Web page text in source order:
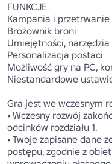
FUNKCJE
Kampania i przetrwanie
Brożownik broni
Umiejętności,
Personalizacja postaci
Możliwość gry na PC,
Niestandardowe
Gra jest we wczesnym
• Wczesny rozwój
odcinków rozdziału 1.
• Twoje zapisane dane
postępu, zgodnie z